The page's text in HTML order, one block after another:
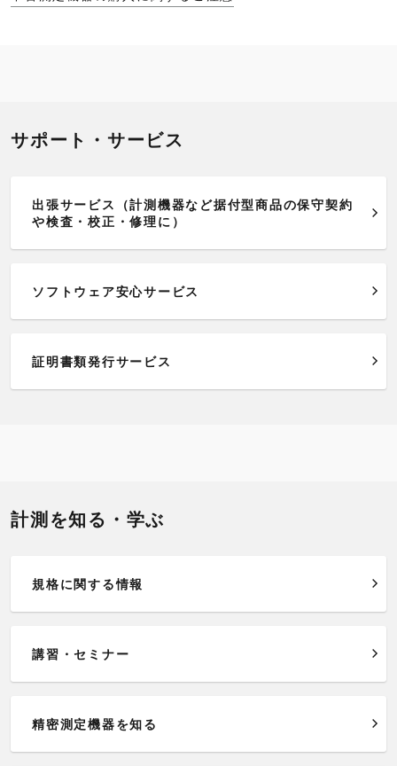
サポート・サービス
出張サービス（計測機器など据付型商品の保守契約
や検査・校正・修理に）
ソフトウェア安心サービス
証明書類発行サービス
計測を知る・学ぶ
規格に関する情報
講習・セミナー
精密測定機器を知る